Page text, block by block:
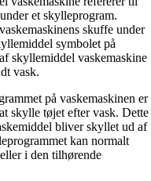
et skylleprogram.
skuffe under
symbolet på
skyllemiddel vaskemaskine
vask.
på vaskemaskinen er
skylle tøjet efter vask. Dette
bliver skyllet ud af
kan normalt
i den tilhørende